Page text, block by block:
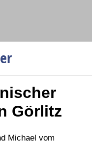
Görlitz
Michael vom